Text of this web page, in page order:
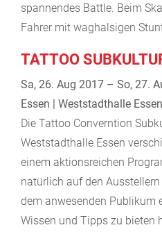
spannendes Battle. Beim
Fahrer mit waghalsigen
TATTOO
Sa, 26. Aug 2017 – So, 27.
Essen | Weststadthalle Essen
Die Tattoo Converntion
Weststadthalle Essen
einem aktionsreichen
natürlich auf den
dem anwesenden Publikum
Wissen und Tipps zu bieten